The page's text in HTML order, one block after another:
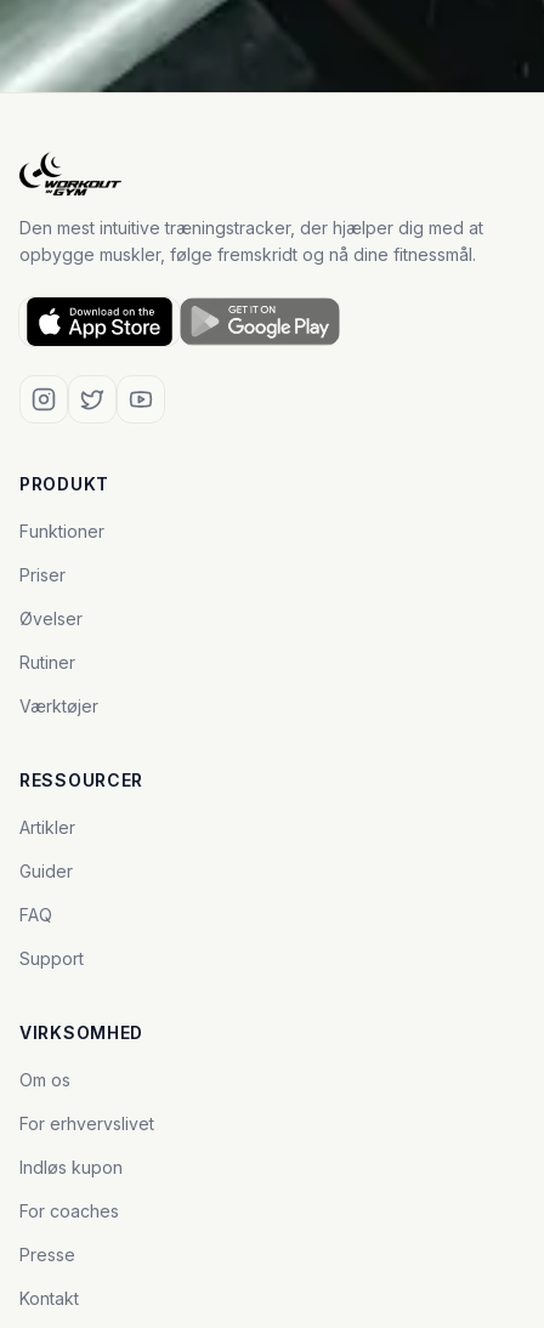
Den mest intuitive træningstracker, der hjælper dig med at
opbygge muskler, følge fremskridt og nå dine fitnessmål.
PRODUKT
Funktioner
Priser
Øvelser
Rutiner
Værktøjer
RESSOURCER
Artikler
Guider
FAQ
Support
VIRKSOMHED
Om os
For erhvervslivet
Indløs kupon
For coaches
Presse
Kontakt